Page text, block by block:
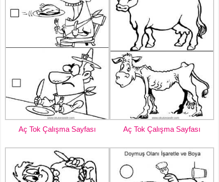
Aç Tok Çalışma Sayfası Aç Tok Çalışma Sayfası